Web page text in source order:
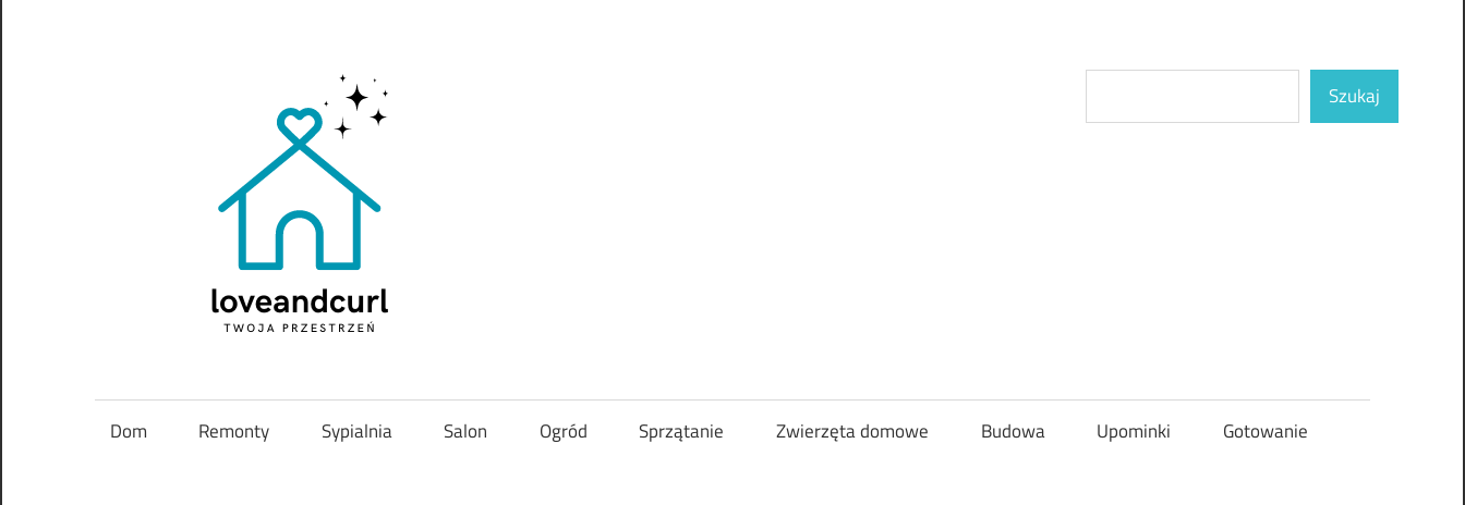
Szukaj
Dom Remonty Sypialnia Salon Ogród Sprzątanie Zwierzęta domowe Budowa Upominki Gotowanie